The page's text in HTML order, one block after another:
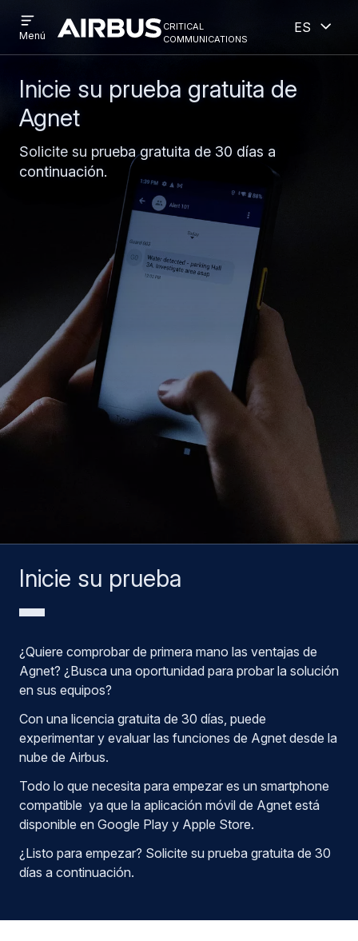
Pasar
al
contenido
principal
Skip
to
search
Criticalcommunications
critical
communications
menu
Menú
Español
Inicie su prueba gratuita de
Agnet
Solicite su prueba gratuita de 30 días a
continuación.
Inicie su prueba
¿Quiere comprobar de primera mano las ventajas de
Agnet? ¿Busca una oportunidad para probar la solución
en sus equipos?
Con una licencia gratuita de 30 días, puede
experimentar y evaluar las funciones de Agnet desde la
nube de Airbus.
Todo lo que necesita para empezar es un smartphone
compatible ya que la aplicación móvil de Agnet está
disponible en Google Play y Apple Store.
¿Listo para empezar? Solicite su prueba gratuita de 30
días a continuación.